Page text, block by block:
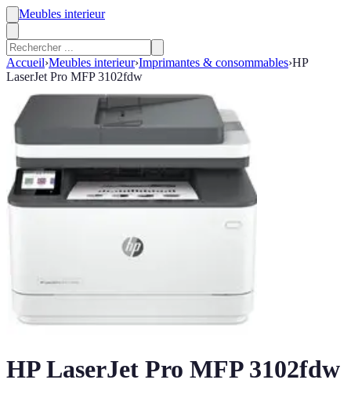
Meubles interieur
Accueil›Meubles interieur›Imprimantes & consommables›HP
LaserJet Pro MFP 3102fdw
HP LaserJet Pro MFP 3102fdw